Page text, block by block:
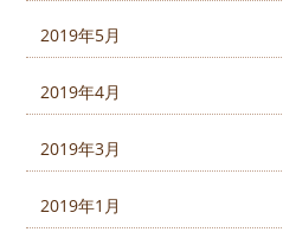
2019年5月
2019年4月
2019年3月
2019年1月